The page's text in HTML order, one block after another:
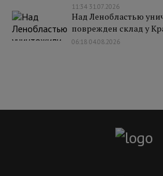
11:34 31.07.2026
Над Ленобластью
поврежден склад у
06:18 04.08.2026